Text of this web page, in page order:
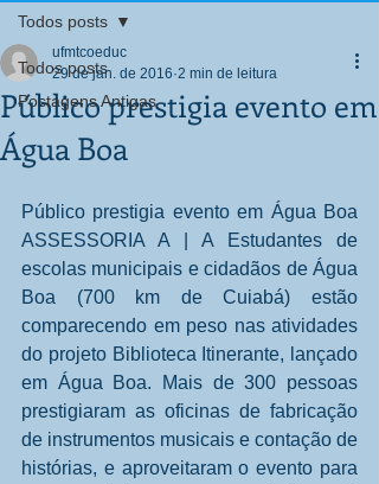
Todos posts
Postagens Antigas
Todos posts
Público prestigia evento em
Água Boa
ufmtcoeduc
29 de jan. de 2016 2 min de leitura
Público prestigia evento em Água Boa
ASSESSORIA A | A Estudantes de
escolas municipais e cidadãos de Água
Boa (700 km de Cuiabá) estão
comparecendo em peso nas atividades
do projeto Biblioteca Itinerante, lançado
em Água Boa. Mais de 300 pessoas
prestigiaram as oficinas de fabricação
de instrumentos musicais e contação de
histórias, e aproveitaram o evento para